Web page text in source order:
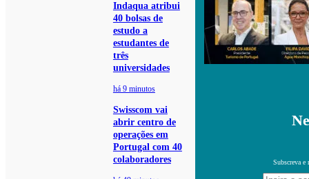
Indaqua atribui
40 bolsas de
estudo a
estudantes de
três
universidades
há 9 minutos
Swisscom vai
abrir centro de
operações em
Portugal com 40
colaboradores
Subscreva e